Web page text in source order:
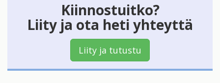
Kiinnostuitko?
Liity ja ota heti yhteyttä
Liity ja tutustu